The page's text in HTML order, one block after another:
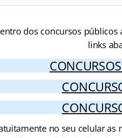
dos concursos públicos
links
no seu celular